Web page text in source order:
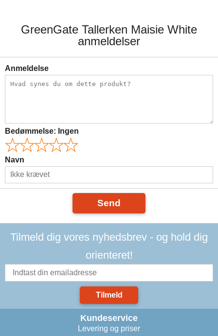
GreenGate Tallerken Maisie White
anmeldelser
Anmeldelse
Bedømmelse: Ingen
Navn
Send
Tilmeld dig vores nyhedsbrev - og hold dig
orienteret!
Tilmeld
Kundeservice
Levering og priser